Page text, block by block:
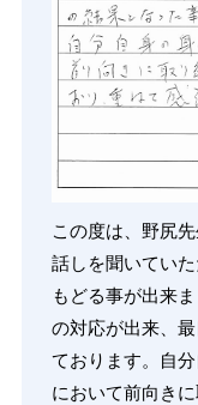
この度は、野尻
話しを聞いてい
もどる事が出来
の対応が出来、
ております。自
において前向き